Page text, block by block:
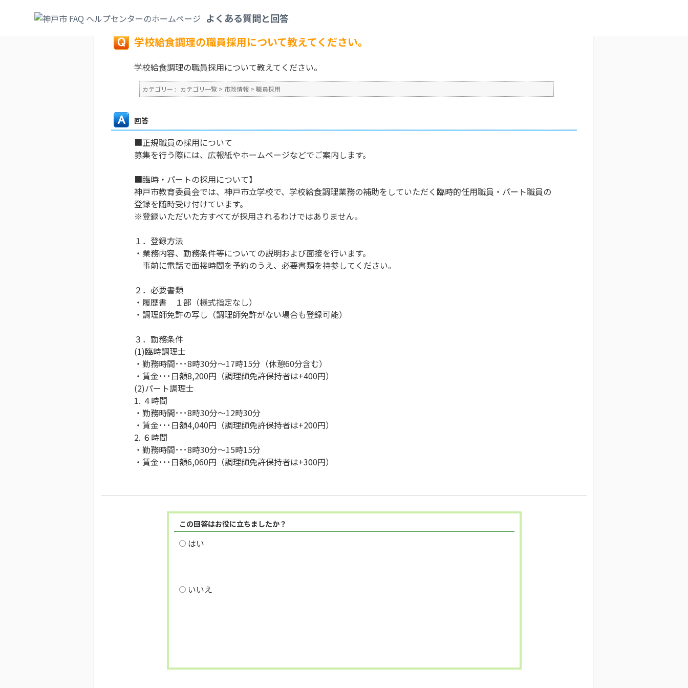
よくある質問と回答
戻る
学校給食調理の職員採用について教えてください。
学校給食調理の職員採用について教えてください。
カテゴリー : カテゴリ一覧 > 市政情報 > 職員採用
回答
■正規職員の採用について
募集を行う際には、広報紙やホームページなどでご案内します。
■臨時・パートの採用について】
神戸市教育委員会では、神戸市立学校で、学校給食調理業務の補助をしていただく臨時的任用職員・パート職員の
登録を随時受け付けています。
※登録いただいた方すべてが採用されるわけではありません。
１．登録方法
・業務内容、勤務条件等についての説明および面接を行います。
事前に電話で面接時間を予約のうえ、必要書類を持参してください。
２．必要書類
・履歴書 １部（様式指定なし）
・調理師免許の写し（調理師免許がない場合も登録可能）
３．勤務条件
(1)臨時調理士
・勤務時間･･･8時30分～17時15分（休憩60分含む）
・賃金･･･日額8,200円（調理師免許保持者は+400円）
(2)パート調理士
1. ４時間
・勤務時間･･･8時30分～12時30分
・賃金･･･日額4,040円（調理師免許保持者は+200円）
2. ６時間
・勤務時間･･･8時30分～15時15分
・賃金･･･日額6,060円（調理師免許保持者は+300円）
この回答はお役に立ちましたか？
はい
いいえ